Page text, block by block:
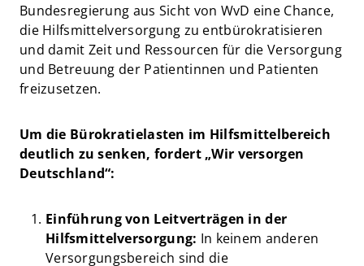
Bundesregierung aus Sicht von WvD eine Chance,
die Hilfsmittelversorgung zu entbürokratisieren
und damit Zeit und Ressourcen für die Versorgung
und Betreuung der Patientinnen und Patienten
freizusetzen.
Um die Bürokratielasten im Hilfsmittelbereich
deutlich zu senken, fordert „Wir versorgen
Deutschland“:
Einführung von Leitverträgen in der
Hilfsmittelversorgung: In keinem anderen
Versorgungsbereich sind die